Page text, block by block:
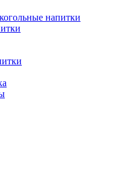
напитки